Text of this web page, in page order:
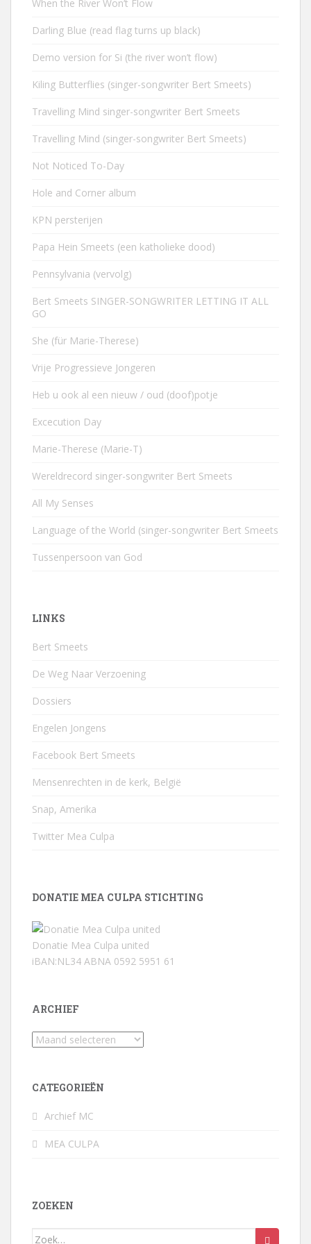
When the River Won’t Flow
Darling Blue (read flag turns up black)
Demo version for Si (the river won’t flow)
Kiling Butterflies (singer-songwriter Bert Smeets)
Travelling Mind singer-songwriter Bert Smeets
Travelling Mind (singer-songwriter Bert Smeets)
Not Noticed To-Day
Hole and Corner album
KPN persterijen
Papa Hein Smeets (een katholieke dood)
Pennsylvania (vervolg)
Bert Smeets SINGER-SONGWRITER LETTING IT ALL
GO
She (für Marie-Therese)
Vrije Progressieve Jongeren
Heb u ook al een nieuw / oud (doof)potje
Excecution Day
Marie-Therese (Marie-T)
Wereldrecord singer-songwriter Bert Smeets
All My Senses
Language of the World (singer-songwriter Bert Smeets
Tussenpersoon van God
LINKS
Bert Smeets
De Weg Naar Verzoening
Dossiers
Engelen Jongens
Facebook Bert Smeets
Mensenrechten in de kerk, België
Snap, Amerika
Twitter Mea Culpa
DONATIE MEA CULPA STICHTING
Donatie Mea Culpa united
iBAN:NL34 ABNA 0592 5951 61
ARCHIEF
Archief
CATEGORIEËN
Archief MC
MEA CULPA
ZOEKEN
Zoek